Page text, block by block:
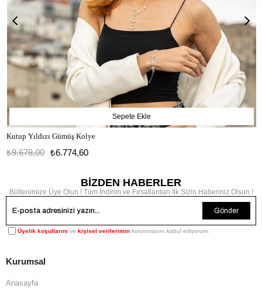
Kutup Yıldızı Gümüş Kolye
₺6.774,60
₺9.678,00
Sepete Ekle
BİZDEN HABERLER
Bültenimize Üye Olun ! Tüm İndirim ve Fırsatlardan İlk Sizin Haberiniz Olsun !
Gönder
Üyelik koşullarını ve kişisel verilerimin korunmasını kabul ediyorum.
Kurumsal
Anasayfa